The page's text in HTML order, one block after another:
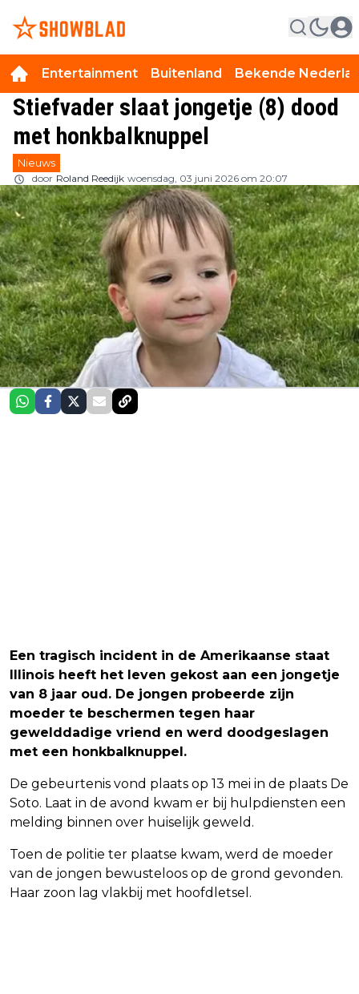
Entertainment Buitenland Bekende
Stiefvader slaat jongetje (8) dood
met honkbalknuppel
Nieuws
door Roland Reedijk woensdag, 03 juni 2026 om 20:07
Een tragisch incident in de Amerikaanse staat
Illinois heeft het leven gekost aan een jongetje
van 8 jaar oud. De jongen probeerde zijn
moeder te beschermen tegen haar
gewelddadige vriend en werd doodgeslagen
met een honkbalknuppel.
De gebeurtenis vond plaats op 13 mei in de plaats De
Soto. Laat in de avond kwam er bij hulpdiensten een
melding binnen over huiselijk geweld.
Toen de politie ter plaatse kwam, werd de moeder
van de jongen bewusteloos op de grond gevonden.
Haar zoon lag vlakbij met hoofdletsel.